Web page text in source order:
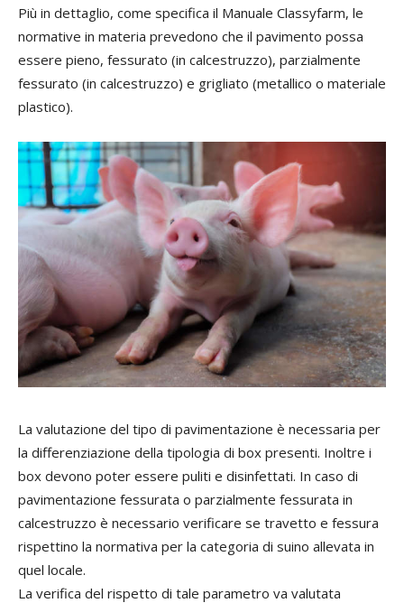
Più in dettaglio, come specifica il Manuale Classyfarm, le
normative in materia prevedono che il pavimento possa
essere pieno, fessurato (in calcestruzzo), parzialmente
fessurato (in calcestruzzo) e grigliato (metallico o materiale
plastico).
La valutazione del tipo di pavimentazione è necessaria per
la differenziazione della tipologia di box presenti. Inoltre i
box devono poter essere puliti e disinfettati. In caso di
pavimentazione fessurata o parzialmente fessurata in
calcestruzzo è necessario verificare se travetto e fessura
rispettino la normativa per la categoria di suino allevata in
quel locale.
La verifica del rispetto di tale parametro va valutata